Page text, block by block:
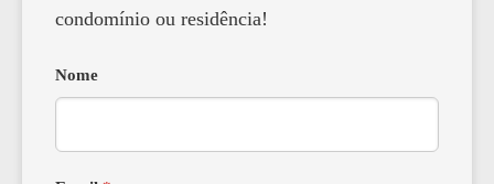
condomínio ou residência!
Nome